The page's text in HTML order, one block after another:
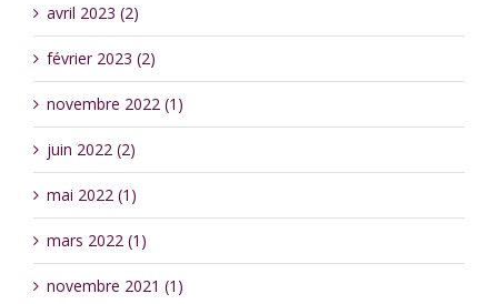
avril 2023 (2)
février 2023 (2)
novembre 2022 (1)
juin 2022 (2)
mai 2022 (1)
mars 2022 (1)
novembre 2021 (1)